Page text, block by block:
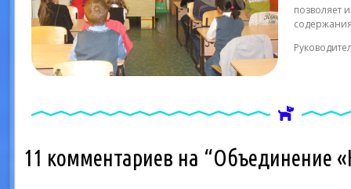
позволяет
11 комментариев на “Объединение